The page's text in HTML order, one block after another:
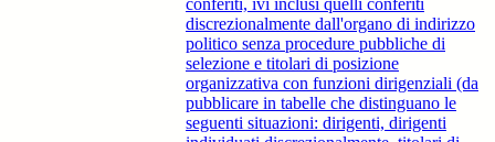
conferiti, ivi inclusi quelli conferiti
discrezionalmente dall'organo di indirizzo
politico senza procedure pubbliche di
selezione e titolari di posizione
organizzativa con funzioni dirigenziali (da
pubblicare in tabelle che distinguano le
seguenti situazioni: dirigenti, dirigenti